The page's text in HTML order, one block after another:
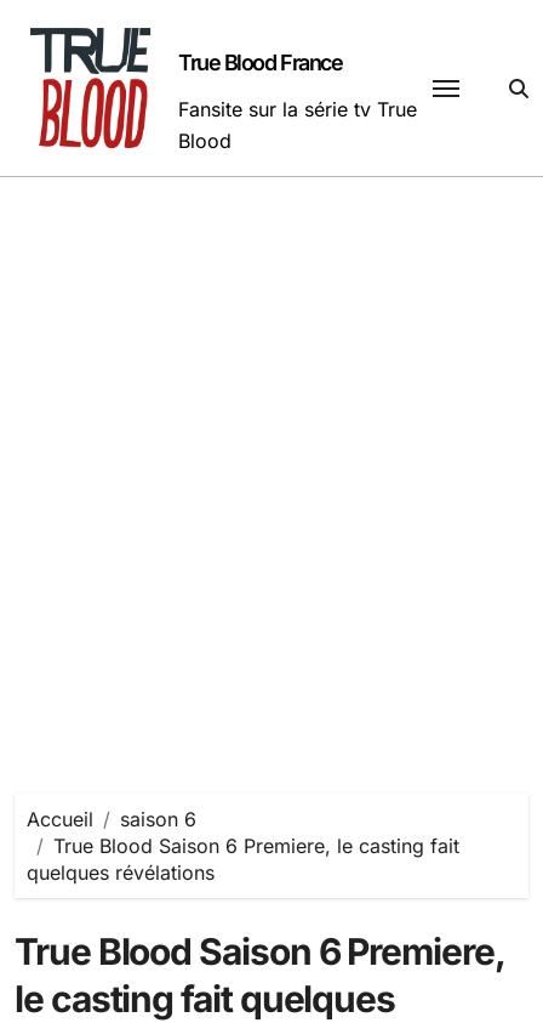
contenu
True Blood France
Fansite sur la série tv True
Blood
Accueil
saison 6
True Blood Saison 6 Premiere, le casting fait
quelques révélations
True Blood Saison 6 Premiere,
le casting fait quelques